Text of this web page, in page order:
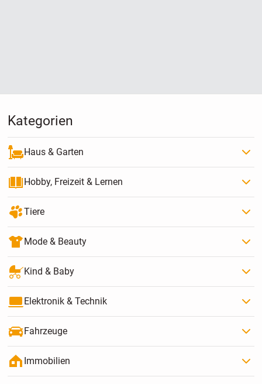
Kategorien
Haus & Garten
Hobby, Freizeit & Lernen
Tiere
Mode & Beauty
Kind & Baby
Elektronik & Technik
Fahrzeuge
Immobilien